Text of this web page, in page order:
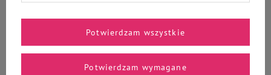
Chcę otrzymywać E-mail Newsletter. Wyrażam zgodę na
przetwarzanie moich danych osobowych do celów
polityką prywatności
* Rabaty nie łączą się
Potwierdzam wymagane
Potwierdzam wszystkie